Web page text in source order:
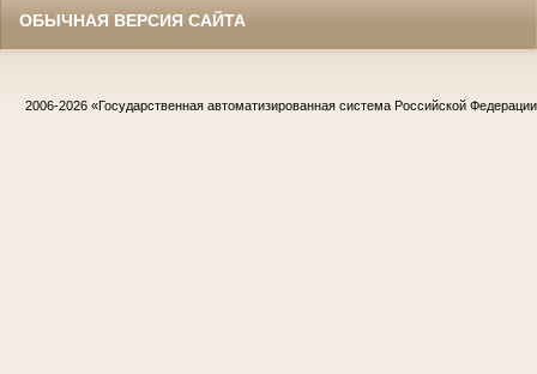
ОБЫЧНАЯ ВЕРСИЯ САЙТА
2006-2026 «Государственная автоматизированная система Российской